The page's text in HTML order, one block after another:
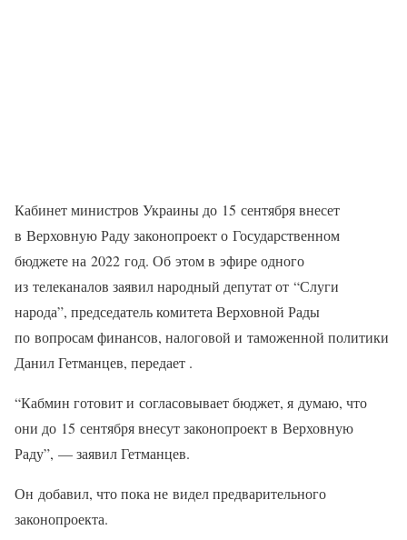
Кабинет министров Украины до 15 сентября внесет
в Верховную Раду законопроект о Государственном
бюджете на 2022 год. Об этом в эфире одного
из телеканалов заявил народный депутат от “Слуги
народа”, председатель комитета Верховной Рады
по вопросам финансов, налоговой и таможенной политики
Данил Гетманцев, передает .
“Кабмин готовит и согласовывает бюджет, я думаю, что
они до 15 сентября внесут законопроект в Верховную
Раду”, — заявил Гетманцев.
Он добавил, что пока не видел предварительного
законопроекта.